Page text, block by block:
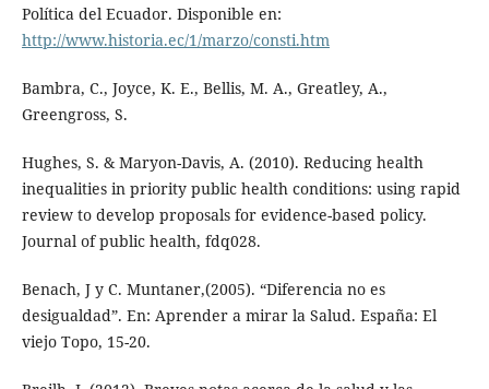
Política del Ecuador. Disponible en:
http://www.historia.ec/1/marzo/consti.htm
Bambra, C., Joyce, K. E., Bellis, M. A., Greatley, A.,
Greengross, S.
Hughes, S. & Maryon-Davis, A. (2010). Reducing health
inequalities in priority public health conditions: using rapid
review to develop proposals for evidence-based policy.
Journal of public health, fdq028.
Benach, J y C. Muntaner,(2005). “Diferencia no es
desigualdad”. En: Aprender a mirar la Salud. España: El
viejo Topo, 15-20.